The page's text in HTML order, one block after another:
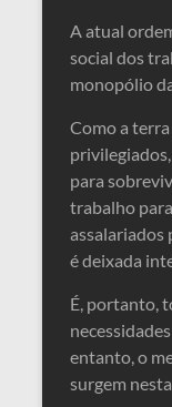
A atual
social dos
monopólio
Como a
para
trabalho
assalariados
é deixada
É, portanto,
entanto, o
surgem